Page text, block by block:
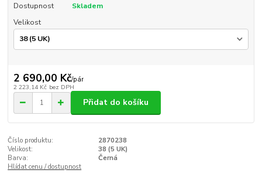
Dostupnost
Skladem
Velikost
2 690,00 Kč/pár
2 223,14 Kč bez DPH
Přidat do košíku
Číslo produktu:
2870238
Velikost:
38 (5 UK)
Barva:
Černá
Hlídat cenu / dostupnost